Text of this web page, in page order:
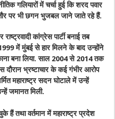
गलियारों में चर्चा हुई कि शरद पवार
पर भी छगन भुजबल जाने जाते रहे हैं.
कांग्रेस पार्टी बनाई तब
में मुंबई से हार मिलने के बाद उन्होंने
बना लिया. साल 2004 से 2014 तक
दौरान भ्रष्टाचार के कई गंभीर आरोप
महाराष्ट्र सदन घोटाले में उन्हें
जमानत मिली.
हैं तथा वर्तमान में महाराष्ट्र प्रदेश